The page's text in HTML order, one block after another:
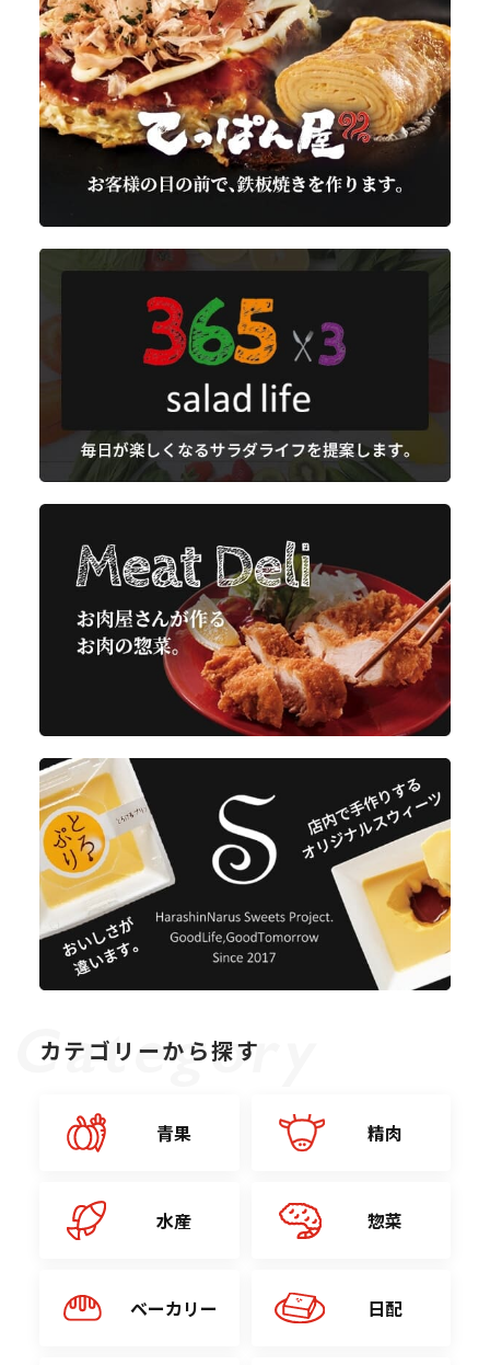
カテゴリーから探す
青果 精肉
水産 惣菜
ベーカリー 日配